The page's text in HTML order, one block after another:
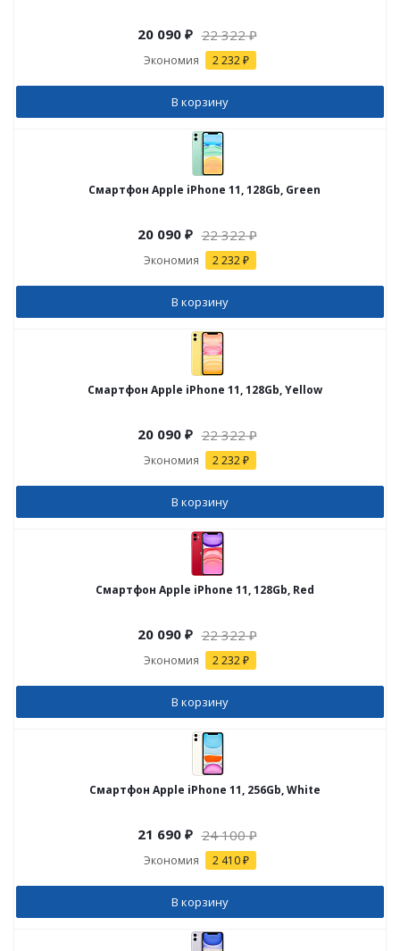
20 090₽ 22 322₽
Экономия 2 232 ₽
В корзину
Смартфон Apple iPhone 11, 128Gb, Green
20 090₽ 22 322₽
Экономия 2 232 ₽
В корзину
Смартфон Apple iPhone 11, 128Gb, Yellow
20 090₽ 22 322₽
Экономия 2 232 ₽
В корзину
Смартфон Apple iPhone 11, 128Gb, Red
20 090₽ 22 322₽
Экономия 2 232 ₽
В корзину
Смартфон Apple iPhone 11, 256Gb, White
21 690₽ 24 100₽
Экономия 2 410 ₽
В корзину